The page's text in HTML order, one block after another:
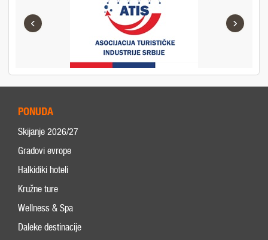
‹ ›
PONUDA
Skijanje 2026/27
Gradovi evrope
Halkidiki hoteli
Kružne ture
Wellness & Spa
Daleke destinacije